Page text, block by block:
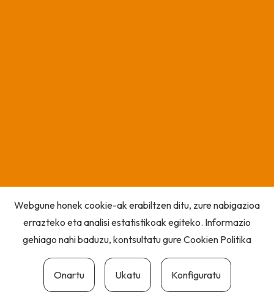
Webgune honek cookie-ak erabiltzen ditu, zure nabigazioa
errazteko eta analisi estatistikoak egiteko. Informazio
gehiago nahi baduzu, kontsultatu gureCookien Politika
Onartu Ukatu Konfiguratu